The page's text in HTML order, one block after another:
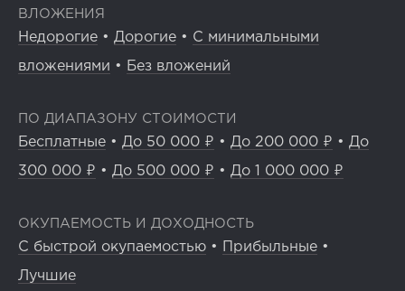
ВЛОЖЕНИЯ
Недорогие • Дорогие • С минимальными
вложениями • Без вложений
ПО ДИАПАЗОНУ СТОИМОСТИ
Бесплатные • До 50 000 ₽ • До 200 000 ₽ • До
300 000 ₽ • До 500 000 ₽ • До 1 000 000 ₽
ОКУПАЕМОСТЬ И ДОХОДНОСТЬ
С быстрой окупаемостью • Прибыльные •
Лучшие